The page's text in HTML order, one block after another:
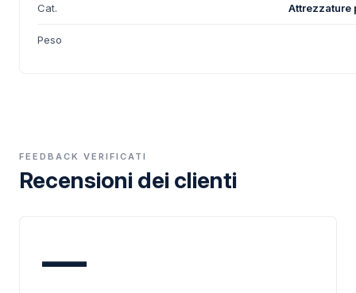
Cat. Attrezzature
Peso
FEEDBACK VERIFICATI
Recensioni dei clienti
—